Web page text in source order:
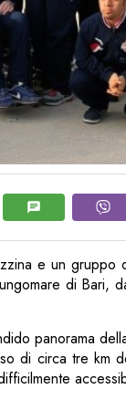
e un gruppo
di Bari,
panorama
di circa tre km